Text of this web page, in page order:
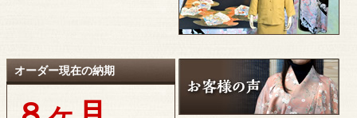
オーダー現在の納期